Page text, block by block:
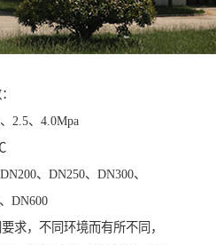
2.5、4.0Mpa
、DN250、DN300、
DN600
求，不同环境而有所不同，